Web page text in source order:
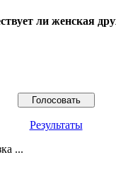
ли женская
Результаты
...